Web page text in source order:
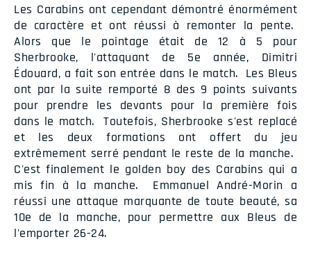
Les Carabins ont cependant démontré énormément
de caractère et ont réussi à remonter la pente.
Alors que le pointage était de 12 à 5 pour
Sherbrooke, l'attaquant de 5e année, Dimitri
Édouard, a fait son entrée dans le match. Les Bleus
ont par la suite remporté 8 des 9 points suivants
pour prendre les devants pour la première fois
dans le match. Toutefois, Sherbrooke s'est replacé
et les deux formations ont offert du jeu
extrêmement serré pendant le reste de la manche.
C'est finalement le golden boy des Carabins qui a
mis fin à la manche. Emmanuel André-Morin a
réussi une attaque marquante de toute beauté, sa
10e de la manche, pour permettre aux Bleus de
l'emporter 26-24.